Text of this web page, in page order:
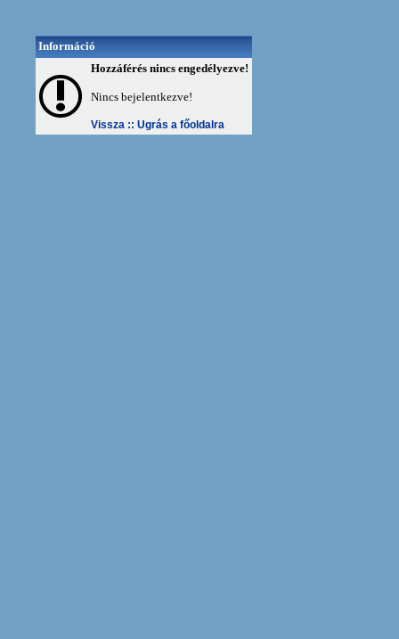
Információ
Hozzáférés nincs engedélyezve!
Nincs bejelentkezve!
Vissza :: Ugrás a főoldalra